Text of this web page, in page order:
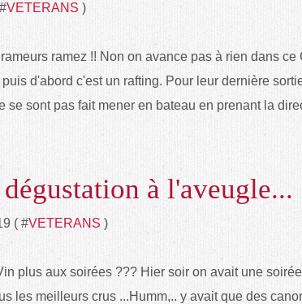
VETERANS )
ramez !! Non on avance pas à rien dans ce
puis d'abord c'est un rafting. Pour leur dernière
se sont pas fait mener en bateau en prenant la
à l'aveugle...
( #VETERANS )
plus aux soirées ??? Hier soir on avait une
les meilleurs crus ...Humm,.. y avait que des